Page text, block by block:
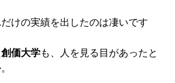
けの実績を出したのは凄いです
創価大学も、人を見る目があったと